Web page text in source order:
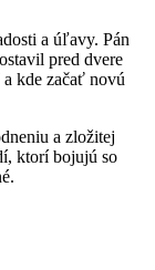
a úľavy. Pán
pred dvere
kde začať novú
a zložitej
ktorí bojujú so